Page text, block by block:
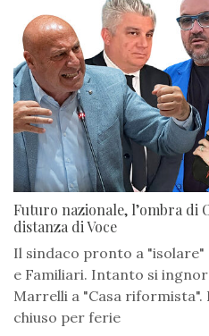
Futuro nazionale, l’ombra di
distanza di Voce
Il sindaco pronto a
e Familiari. Intanto si
Marrelli a "Casa riformista".
chiuso per ferie